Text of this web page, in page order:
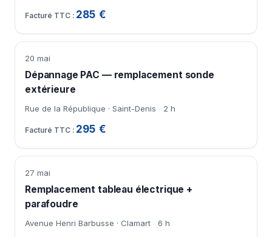
285 €
20 mai
Dépannage PAC — remplacement sonde
extérieure
Rue de la République · Saint-Denis 2 h
295 €
27 mai
Remplacement tableau électrique +
parafoudre
Avenue Henri Barbusse · Clamart 6 h